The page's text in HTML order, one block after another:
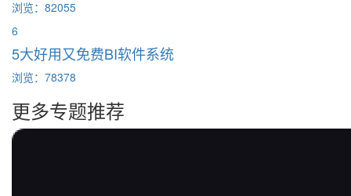
浏览：82055
6
5大好用又免费BI软件系统
浏览：78378
更多专题推荐